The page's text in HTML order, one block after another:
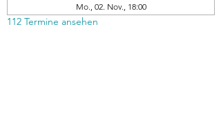
Mo., 02. Nov., 18:00
112 Termine ansehen